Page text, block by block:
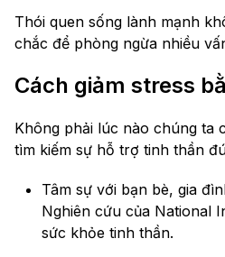
Thói quen sống lành mạnh
chắc để phòng ngừa nhiều
Cách giảm stress
Không phải lúc nào chúng ta
tìm kiếm sự hỗ trợ tinh thần
Tâm sự với bạn bè, gia
Nghiên cứu của National
sức khỏe tinh thần.